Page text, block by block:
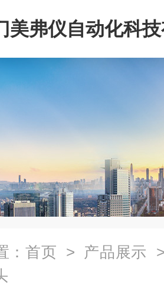
美弗仪自动化科
： 首页 > 产品展示